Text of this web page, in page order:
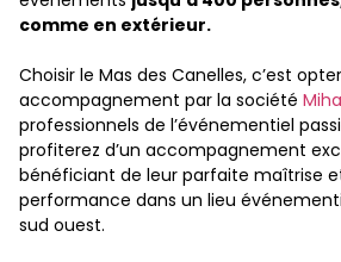
comme en extérieur.
Choisir le Mas des Canelles, c’est
accompagnement par la société
professionnels de l’événementiel
profiterez d’un accompagnement
bénéficiant de leur parfaite maîtrise
performance dans un lieu
sud ouest.